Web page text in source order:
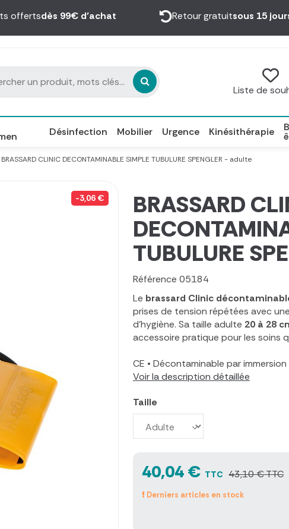
offertsdès 99€ d’achat Retour gratuitsous 15
Liste de
Désinfection Mobilier Urgence Kinésithérapie
BRASSARD CLINIC DECONTAMINABLE SIMPLE TUBULURE SPENGLER - adulte
-3,06 €
BRASSARD
TUBULURE
Référence 05184
Le brassard Clinic
prises de tension répétées avec
d'hygiène. Sa taille adulte 20 à 28
accessoire pratique pour les soins
CE • Décontaminable par immersion
Voir la description détaillée
Taille
40,04 € TTC 43,10 € TTC
Derniers articles en stock